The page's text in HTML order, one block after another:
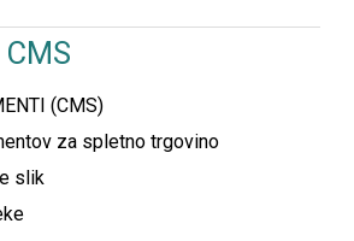
(CMS)
za spletno trgovino
slik